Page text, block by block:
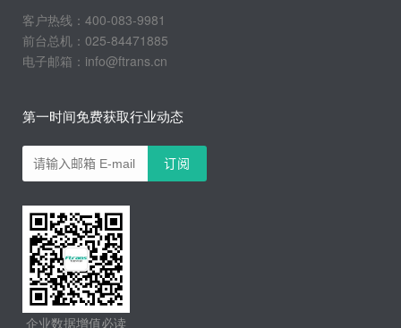
客户热线：400-083-9981
前台总机：025-84471885
电子邮箱：info@ftrans.cn
第一时间免费获取行业动态
企业数据增值必读